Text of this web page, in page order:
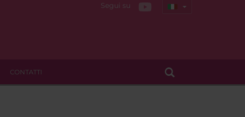
Segui su
CONTATTI